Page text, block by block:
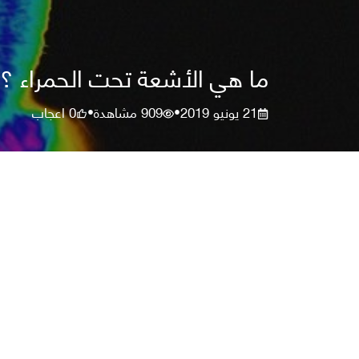
ما هي الأشعة تحت الحمراء ؟
21 يونيو 2019 •
909مشاهدة•
0اعجاب